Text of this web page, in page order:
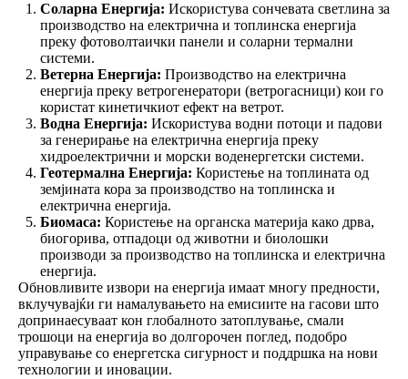
Соларна Енергија: Искористува сончевата светлина за
производство на електрична и топлинска енергија
преку фотоволтаички панели и соларни термални
системи.
Ветерна Енергија: Производство на електрична
енергија преку ветрогенератори (ветрогасници) кои го
користат кинетичкиот ефект на ветрот.
Водна Енергија: Искористува водни потоци и падови
за генерирање на електрична енергија преку
хидроелектрични и морски воденергетски системи.
Геотермална Енергија: Користење на топлината од
земјината кора за производство на топлинска и
електрична енергија.
Биомаса: Користење на органска материја како дрва,
биогорива, отпадоци од животни и биолошки
производи за производство на топлинска и електрична
енергија.
Обновливите извори на енергија имаат многу предности,
вклучувајќи ги намалувањето на емисиите на гасови што
допринаесуваат кон глобалното затоплување, смали
трошоци на енергија во долгорочен поглед, подобро
управување со енергетска сигурност и поддршка на нови
технологии и иновации.